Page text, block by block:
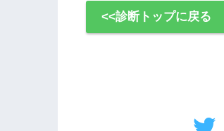
<<診断トップに戻る